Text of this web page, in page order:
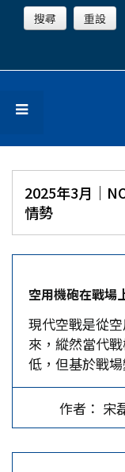
2025年3月｜
情勢
空用機砲在戰
現代空戰是從
來，縱然當代
低，但基於戰
密接支援的要
空中攻擊/自衛
度日益提高，
作者： 宋